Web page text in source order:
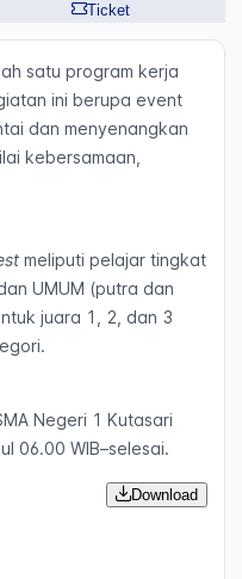
Ticket
satu program kerja
ini berupa event
dan menyenangkan
kebersamaan,
meliputi pelajar tingkat
UMUM (putra dan
juara 1, 2, dan 3
Negeri 1 Kutasari
06.00 WIB–selesai.
Download